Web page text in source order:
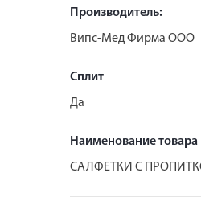
Производитель:
Випс-Мед Фирма ООО
Сплит
Да
Наименование товара
САЛФЕТКИ С